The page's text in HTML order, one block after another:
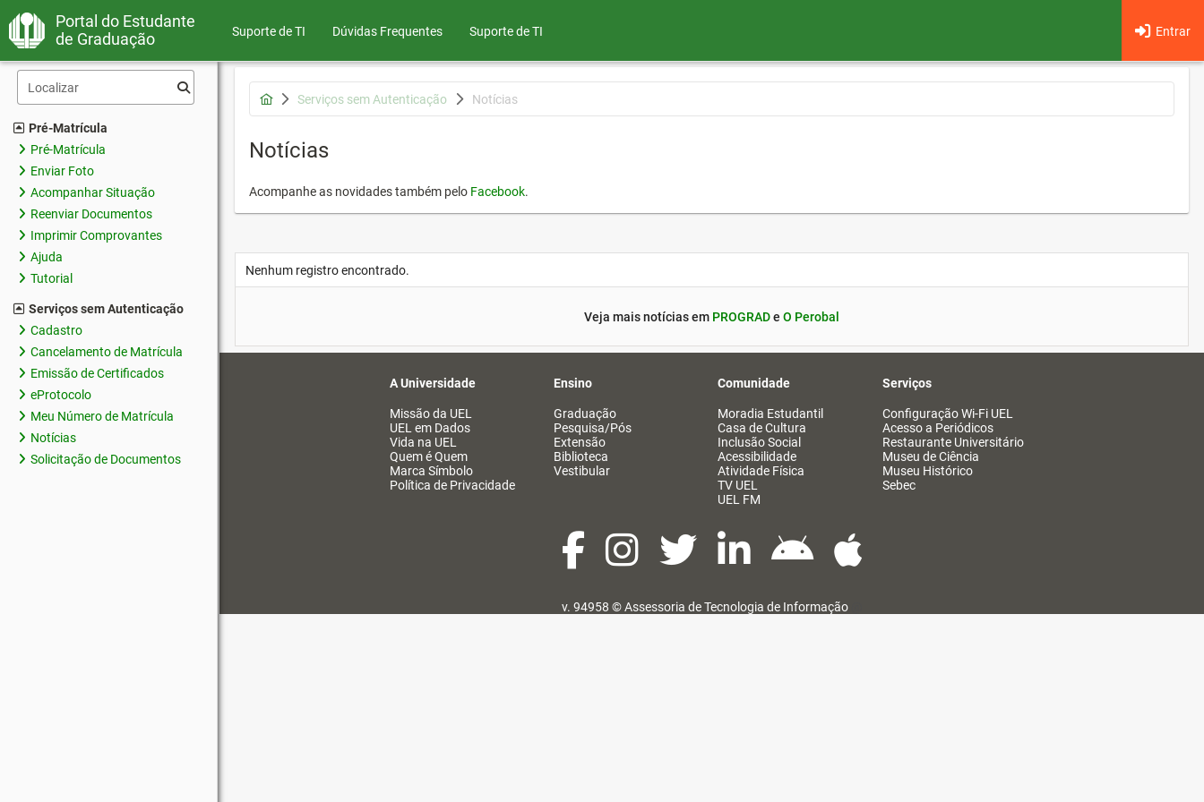
Portal do Estudante
de Graduação
Suporte de TI Dúvidas Frequentes Entrar
Suporte de TI
Pré-Matrícula
Pré-Matrícula
Enviar Foto
Acompanhar Situação
Reenviar Documentos
Imprimir Comprovantes
Ajuda
Tutorial
Serviços sem Autenticação
Cadastro
Cancelamento de Matrícula
Emissão de Certificados
eProtocolo
Meu Número de Matrícula
Notícias
Solicitação de Documentos
Serviços sem Autenticação Notícias
Notícias
Acompanhe as novidades também pelo Facebook.
Nenhum registro encontrado.
Veja mais notícias em PROGRADe O Perobal
A Universidade
Missão da UEL
UEL em Dados
Vida na UEL
Quem é Quem
Marca Símbolo
Política de Privacidade
Ensino
Graduação
Pesquisa/Pós
Extensão
Biblioteca
Vestibular
Comunidade
Moradia Estudantil
Casa de Cultura
Inclusão Social
Acessibilidade
Atividade Física
TV UEL
UEL FM
Serviços
Configuração Wi-Fi UEL
Acesso a Periódicos
Restaurante Universitário
Museu de Ciência
Museu Histórico
Sebec
v. 94958 ©Assessoria de Tecnologia de Informação